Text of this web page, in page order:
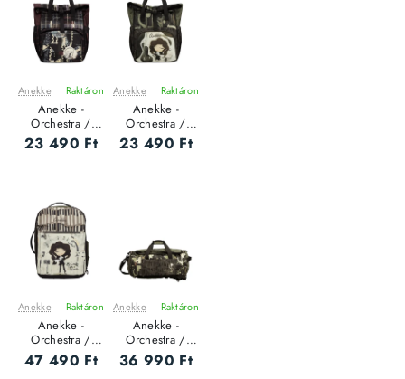
ÚJ
Anekke Raktáron
Anekke -
Orchestra /
TRAVEL - Női
hátizsák - M
23 490 Ft
ÚJ
Anekke Raktáron
Anekke -
Orchestra /
TRAVEL - Női
hátizsák - M
23 490 Ft
ÚJ
Anekke Raktáron
Anekke -
Orchestra /
TRAVEL - Női
hátizsák
47 490 Ft
ÚJ
Anekke Raktáron
Anekke -
Orchestra /
TRAVEL - Női
bőrönd
36 990 Ft